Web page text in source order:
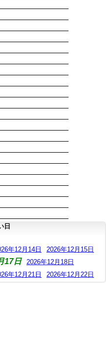
日
年12月14日
2026年12月15日
17日
2026年12月18日
年12月21日 2026年12月22日